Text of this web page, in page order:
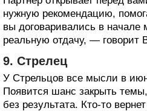
нужную рекомендацию,
вы договаривались в начале
реальную отдачу, — говорит
9. Стрелец
У Стрельцов все мысли в
Появится шанс закрыть
без результата. Кто-то